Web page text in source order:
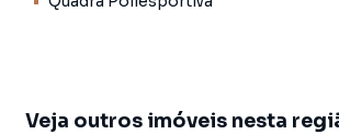
Veja outros imóveis nesta